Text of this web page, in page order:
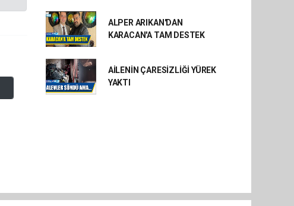
ALPER ARIKAN'DAN
KARACAN'A TAM DESTEK
AİLENİN ÇARESİZLİĞİ YÜREK
YAKTI